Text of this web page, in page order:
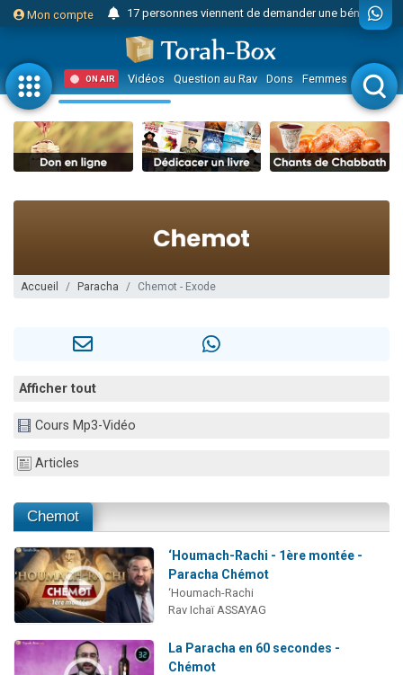
Mon compte
Il reste 49 places pour étudier en groupe sur Zoom
23 personnes viennent de faire un don pour Diane, 80 ans, dans un appartement insalubre
Eva vient de donner son Maasser
4 personnes viennent de nous rejoindre sur WhatsApp
3 personnes viennent de nous rejoindre sur WhatsApp
Odaya vient de donner son Maasser
3 personnes viennent de faire un don pour 5 jours de vacances aux Orphelins
Il reste 49 places pour étudier en groupe sur Zoom
12 nouvelles musiques dans Torah-Box Music
ON AIR Vidéos Question au Rav Dons Femmes Enfants
Accueil Paracha Chemot - Exode
Afficher tout
Cours Mp3-Vidéo
Articles
Chemot
‘Houmach-Rachi - 1ère montée -
Paracha Chémot
‘Houmach-Rachi
Rav Ichaï ASSAYAG
La Paracha en 60 secondes -
Chémot